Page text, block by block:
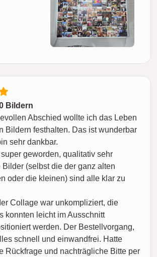
Bildern
Abschied wollte ich das Leben
Bildern festhalten. Das ist wunderbar
sehr dankbar.
geworden, qualitativ sehr
Bilder (selbst die der ganz alten
oder die kleinen) sind alle klar zu
Collage war unkompliziert, die
konnten leicht im Ausschnitt
werden. Der Bestellvorgang,
schnell und einwandfrei. Hatte
Rückfrage und nachträgliche Bitte per